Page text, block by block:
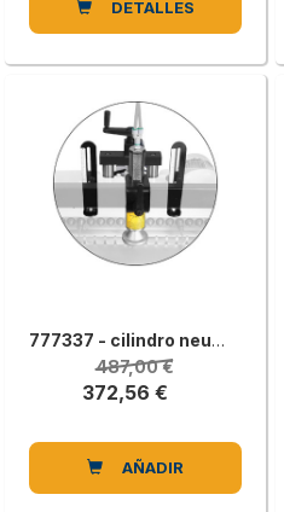
DETALLES
777337 - cilindro neumático superior con 2 topes de fondo adicionales
487,00 €
372,56 €
AÑADIR